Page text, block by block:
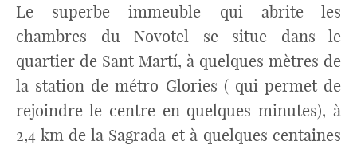
Le superbe immeuble qui abrite les
chambres du Novotel se situe dans le
quartier de Sant Martí, à quelques mètres de
la station de métro Glories ( qui permet de
rejoindre le centre en quelques minutes), à
2,4 km de la Sagrada et à quelques centaines